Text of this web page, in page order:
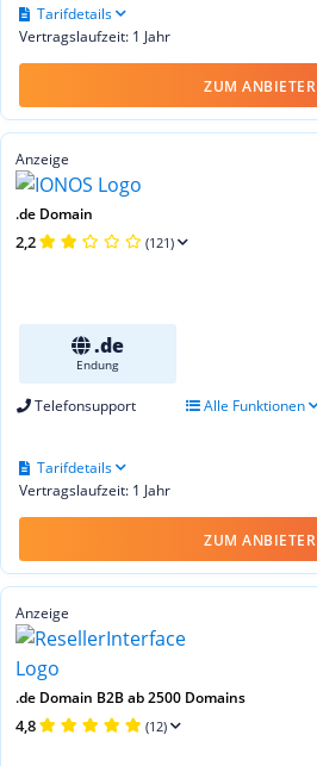
Vertragslaufzeit: 1 Jahr
Tarifdetails
ZUM ANBIETER
Anzeige
.de Domain
2,2 (121)
.de
Endung
Telefonsupport Alle Funktionen
Vertragslaufzeit: 1 Jahr
Tarifdetails
ZUM ANBIETER
Anzeige
.de Domain B2B ab 2500 Domains
4,8 (12)